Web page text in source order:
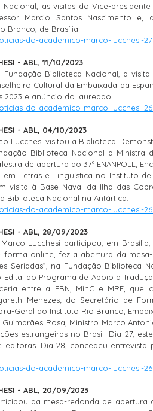
as visitas do Vice-
Marcio Santos Nascimento e,
Branco, de Brasília.​
do-academico-marco-lucchesi-
- ABL, 11/10/2023
Biblioteca Nacional, a
Cultural da Embaixada da
e anúncio do laureado.​
do-academico-marco-lucchesi-
- ABL, 04/10/2023
Lucchesi visitou a Biblioteca
Biblioteca Nacional a Ministra
de abertura do 37ª ENANPOLL,
Letras e Linguística no Instituto de
visita à Base Naval da Ilha das
Biblioteca Nacional na Antártica.
do-academico-marco-lucchesi-
- ABL, 28/09/2023
Lucchesi participou, em
forma online, fez a abertura da
Seriadas”, na Fundação Biblioteca
do Programa de Apoio a
entre a FBN, MinC e MRE, que
Menezes; do Secretário de
Geral do Instituto Rio Branco,
Rosa, Ministro Marco
estrangeiras no Brasil. Dia 27,
Dia 28, concedeu entrevista
do-academico-marco-lucchesi-
- ABL, 20/09/2023
da mesa-redonda de abertura